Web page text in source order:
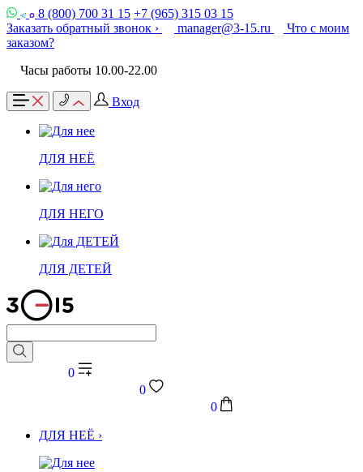
8 (800) 700 31 15 +7 (965) 315 03 15
Заказать обратный звонок ›
manager@3-15.ru
Что с моим
заказом?
Часы работы 10.00-22.00
Вход
ДЛЯ НЕЁ
ДЛЯ НЕГО
ДЛЯ ДЕТЕЙ
0
0
0
ДЛЯ НЕЁ ›